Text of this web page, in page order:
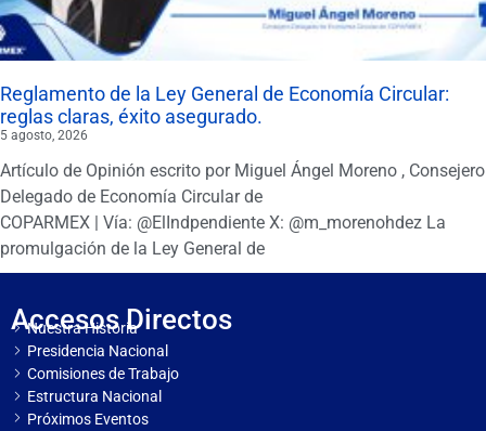
Reglamento de la Ley General de Economía Circular:
reglas claras, éxito asegurado.
5 agosto, 2026
Artículo de Opinión escrito por Miguel Ángel Moreno , Consejero
Delegado de Economía Circular de
COPARMEX | Vía: @ElIndpendiente X: @m_morenohdez La
promulgación de la Ley General de
Accesos Directos
Nuestra Historia
Presidencia Nacional
Comisiones de Trabajo
Estructura Nacional
Próximos Eventos